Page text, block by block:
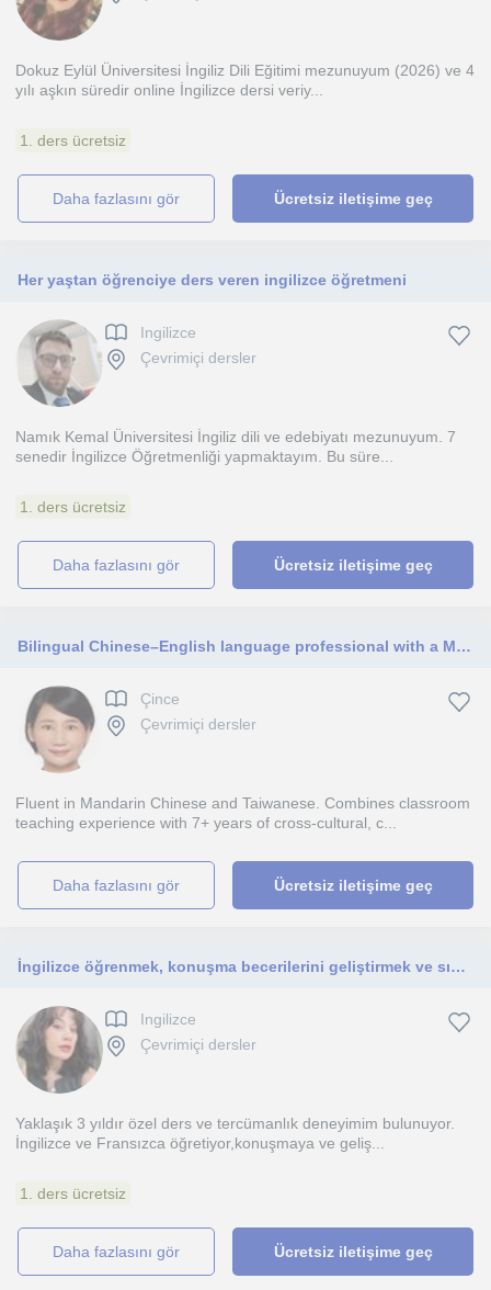
Dokuz Eylül Üniversitesi İngiliz Dili Eğitimi mezunuyum (2026) ve 4
yılı aşkın süredir online İngilizce dersi veriy...
1. ders ücretsiz
daha fazlasını gör Ücretsiz iletişime geç
Her yaştan öğrenciye ders veren ingilizce öğretmeni
Ingilizce
Çevrimiçi dersler
Namık Kemal Üniversitesi İngiliz dili ve edebiyatı mezunuyum. 7
senedir İngilizce Öğretmenliği yapmaktayım. Bu süre...
1. ders ücretsiz
daha fazlasını gör Ücretsiz iletişime geç
Bilingual Chinese–English language professional with a Master's degree in Intercultural CommunicaLon (University of Surrey, UK)
Çince
Çevrimiçi dersler
Fluent in Mandarin Chinese and Taiwanese. Combines classroom
teaching experience with 7+ years of cross-cultural, c...
daha fazlasını gör Ücretsiz iletişime geç
İngilizce öğrenmek, konuşma becerilerini geliştirmek ve sınavlara hazırlanmak isteyen herkese özel dersler planlıyorum!
Ingilizce
Çevrimiçi dersler
Yaklaşık 3 yıldır özel ders ve tercümanlık deneyimim bulunuyor.
İngilizce ve Fransızca öğretiyor,konuşmaya ve geliş...
1. ders ücretsiz
daha fazlasını gör Ücretsiz iletişime geç